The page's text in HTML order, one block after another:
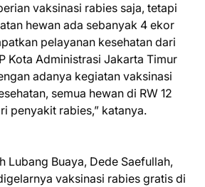
vaksinasi rabies saja, tetapi
hewan ada sebanyak 4 ekor
pelayanan kesehatan dari
Kota Administrasi Jakarta Timur
adanya kegiatan vaksinasi
semua hewan di RW 12
penyakit rabies,” katanya.
Lubang Buaya, Dede Saefullah,
vaksinasi rabies gratis di